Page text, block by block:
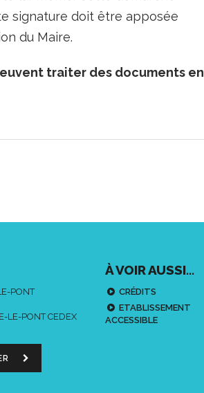
signature doit être apposée
du Maire.
traiter des documents en
PONT
LE-PONT CEDEX
À VOIR AUSSI...
CRÉDITS
ETABLISSEMENT
ACCESSIBLE